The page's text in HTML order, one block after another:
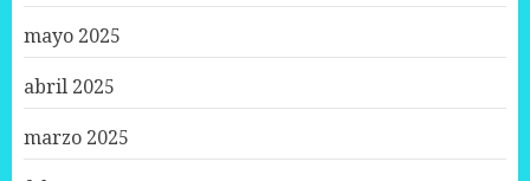
mayo 2025
abril 2025
marzo 2025